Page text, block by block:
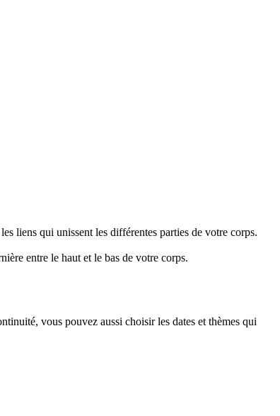
liens qui unissent les différentes parties de votre corps.
entre le haut et le bas de votre corps.
vous pouvez aussi choisir les dates et thèmes qui